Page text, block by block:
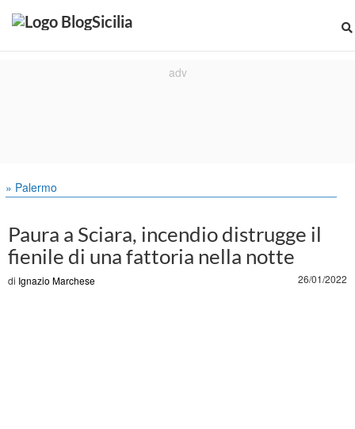
» Palermo
Paura a Sciara, incendio distrugge il
fienile di una fattoria nella notte
di Ignazio Marchese 26/01/2022